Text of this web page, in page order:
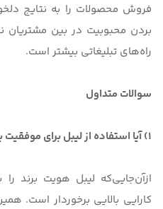
فروش محصولات را به نتایج
بردن محبوبیت در بین مشتریان
راه‌های تبلیغاتی بیشتر است.
سوالات متداول
1) آیا استفاده از لیبل برای موفقیت برند ضرورت دارد؟
ازآن‌جایی‌که لیبل هویت برند
کارایی بالایی برخوردار است.